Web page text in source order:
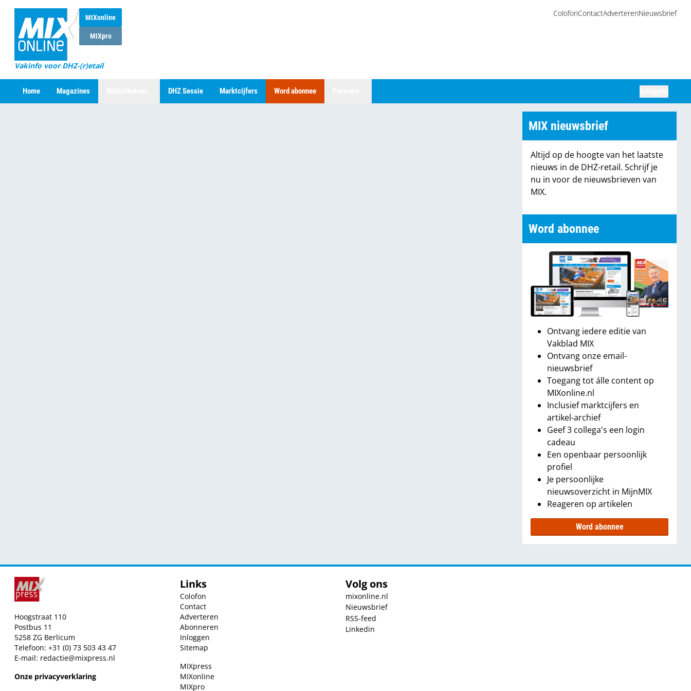
MIXonline
MIXpro
Vakinfo voor DHZ-(r)etail
ColofonContactAdverterenNieuwsbrief
Home Magazines DHZ Sessie Marktcijfers Word abonnee
MIX nieuwsbrief
Altijd op de hoogte van het laatste
nieuws in de DHZ-retail. Schrijf je
nu in voor de nieuwsbrieven van
MIX.
Word abonnee
Ontvang iedere editie van
Vakblad MIX
Ontvang onze email-
nieuwsbrief
Toegang tot álle content op
MIXonline.nl
Inclusief marktcijfers en
artikel-archief
Geef 3 collega's een login
cadeau
Een openbaar persoonlijk
profiel
Je persoonlijke
nieuwsoverzicht in MijnMIX
Reageren op artikelen
Word abonnee
Hoogstraat 110
Postbus 11
5258 ZG Berlicum
Telefoon: +31 (0) 73 503 43 47
E-mail: redactie@mixpress.nl
Onze privacyverklaring
Links
Colofon
Contact
Adverteren
Abonneren
Inloggen
Sitemap
MIXpress
MIXonline
MIXpro
Volg ons
mixonline.nl
Nieuwsbrief
RSS-feed
Linkedin